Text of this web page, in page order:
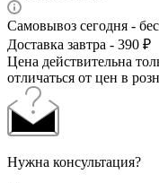
Самовывоз сегодня -
Доставка завтра - 390 ₽
Цена действительна
отличаться от цен в
Нужна консультация?